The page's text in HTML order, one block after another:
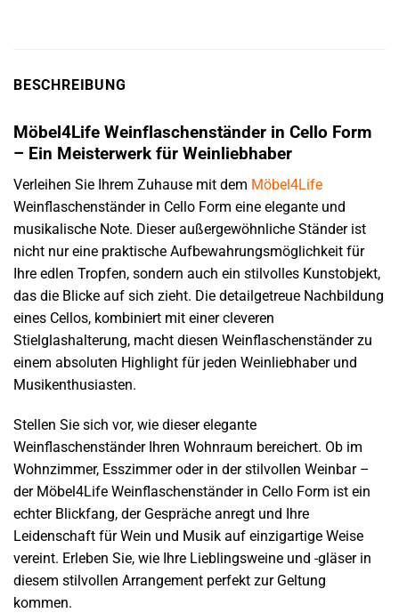
BESCHREIBUNG
Möbel4Life Weinflaschenständer in Cello Form
– Ein Meisterwerk für Weinliebhaber
Verleihen Sie Ihrem Zuhause mit dem Möbel4Life
Weinflaschenständer in Cello Form eine elegante und
musikalische Note. Dieser außergewöhnliche Ständer ist
nicht nur eine praktische Aufbewahrungsmöglichkeit für
Ihre edlen Tropfen, sondern auch ein stilvolles Kunstobjekt,
das die Blicke auf sich zieht. Die detailgetreue Nachbildung
eines Cellos, kombiniert mit einer cleveren
Stielglashalterung, macht diesen Weinflaschenständer zu
einem absoluten Highlight für jeden Weinliebhaber und
Musikenthusiasten.
Stellen Sie sich vor, wie dieser elegante
Weinflaschenständer Ihren Wohnraum bereichert. Ob im
Wohnzimmer, Esszimmer oder in der stilvollen Weinbar –
der Möbel4Life Weinflaschenständer in Cello Form ist ein
echter Blickfang, der Gespräche anregt und Ihre
Leidenschaft für Wein und Musik auf einzigartige Weise
vereint. Erleben Sie, wie Ihre Lieblingsweine und -gläser in
diesem stilvollen Arrangement perfekt zur Geltung
kommen.